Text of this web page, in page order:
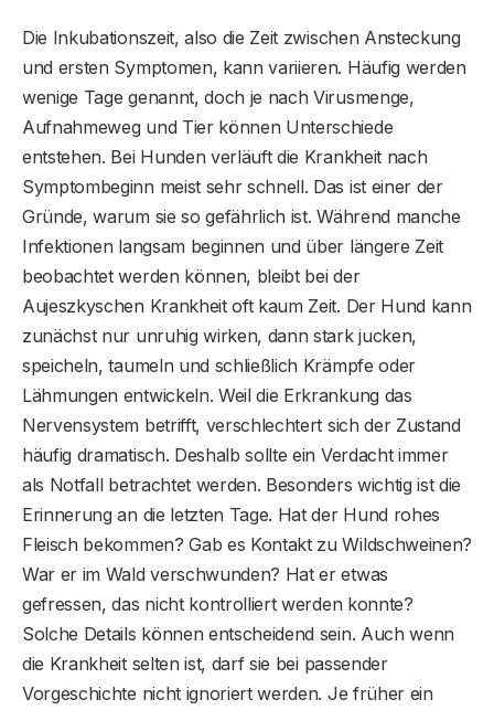
Die Inkubationszeit, also die Zeit zwischen Ansteckung
und ersten Symptomen, kann variieren. Häufig werden
wenige Tage genannt, doch je nach Virusmenge,
Aufnahmeweg und Tier können Unterschiede
entstehen. Bei Hunden verläuft die Krankheit nach
Symptombeginn meist sehr schnell. Das ist einer der
Gründe, warum sie so gefährlich ist. Während manche
Infektionen langsam beginnen und über längere Zeit
beobachtet werden können, bleibt bei der
Aujeszkyschen Krankheit oft kaum Zeit. Der Hund kann
zunächst nur unruhig wirken, dann stark jucken,
speicheln, taumeln und schließlich Krämpfe oder
Lähmungen entwickeln. Weil die Erkrankung das
Nervensystem betrifft, verschlechtert sich der Zustand
häufig dramatisch. Deshalb sollte ein Verdacht immer
als Notfall betrachtet werden. Besonders wichtig ist die
Erinnerung an die letzten Tage. Hat der Hund rohes
Fleisch bekommen? Gab es Kontakt zu Wildschweinen?
War er im Wald verschwunden? Hat er etwas
gefressen, das nicht kontrolliert werden konnte?
Solche Details können entscheidend sein. Auch wenn
die Krankheit selten ist, darf sie bei passender
Vorgeschichte nicht ignoriert werden. Je früher ein